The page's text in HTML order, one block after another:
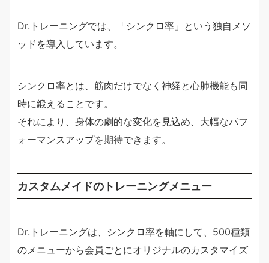
Dr.トレーニングでは、「シンクロ率」という独自メソ
ッドを導入しています。
シンクロ率とは、筋肉だけでなく神経と心肺機能も同
時に鍛えることです。
それにより、身体の劇的な変化を見込め、大幅なパフ
ォーマンスアップを期待できます。
カスタムメイドのトレーニングメニュー
Dr.トレーニングは、シンクロ率を軸にして、500種類
のメニューから会員ごとにオリジナルのカスタマイズ